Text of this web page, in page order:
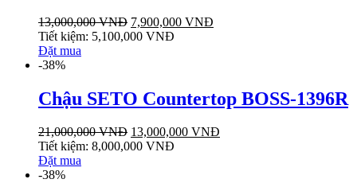
13,000,000VNĐ 7,900,000 VNĐ
Tiết kiệm: 5,100,000 VNĐ
Đặt mua
-38%
Chậu SETO Countertop BOSS-1396R
21,000,000VNĐ 13,000,000 VNĐ
Tiết kiệm: 8,000,000 VNĐ
Đặt mua
-38%